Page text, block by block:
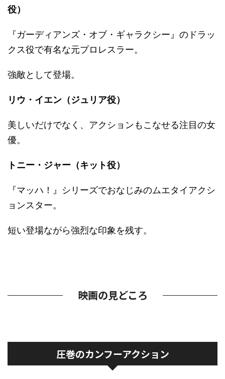
役）
『ガーディアンズ・オブ・ギャラクシー』のドラッ
クス役で有名な元プロレスラー。
強敵として登場。
リウ・イエン（ジュリア役）
美しいだけでなく、アクションもこなせる注目の女
優。
トニー・ジャー（キット役）
『マッハ！』シリーズでおなじみのムエタイアクシ
ョンスター。
短い登場ながら強烈な印象を残す。
映画の見どころ
圧巻のカンフーアクション